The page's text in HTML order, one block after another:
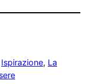
Ispirazione, La